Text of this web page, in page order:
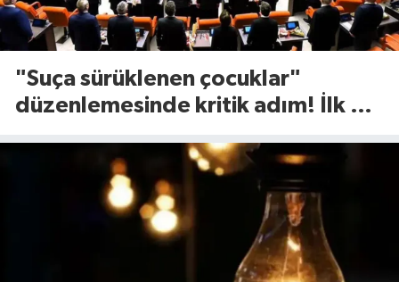
"Suça sürüklenen çocuklar"
düzenlemesinde kritik adım! İlk 2